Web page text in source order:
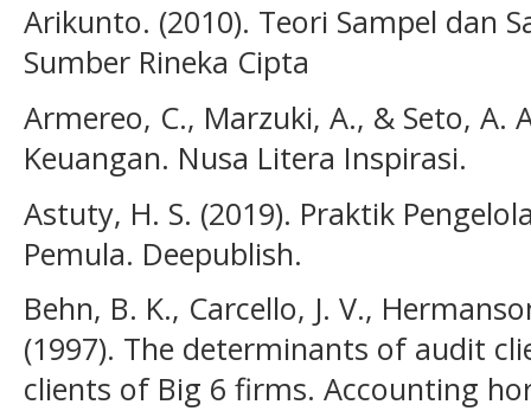
Arikunto. (2010). Teori Sampel dan
Sumber Rineka Cipta
Armereo, C., Marzuki, A., & Seto, A.
Keuangan. Nusa Litera Inspirasi.
Astuty, H. S. (2019). Praktik
Pemula. Deepublish.
Behn, B. K., Carcello, J. V.,
(1997). The determinants of audit
clients of Big 6 firms. Accounting